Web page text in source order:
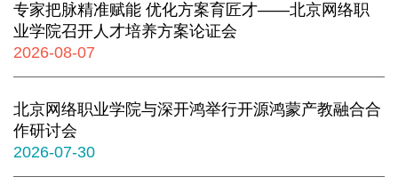
专家把脉精准赋能 优化方案育匠才——北京网络职
业学院召开人才培养方案论证会
2026-08-07
北京网络职业学院与深开鸿举行开源鸿蒙产教融合合
作研讨会
2026-07-30